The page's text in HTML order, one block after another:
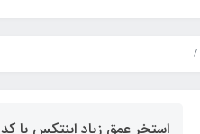
استخر عمق زیاد اینتکس با کد 56495